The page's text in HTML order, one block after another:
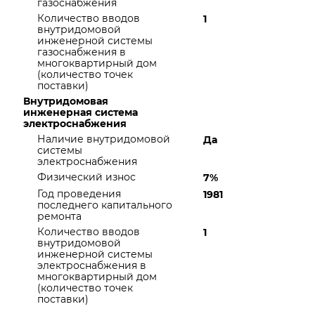
газоснабжения
Количество вводов
внутридомовой
инженерной системы
газоснабжения в
многоквартирный дом
(количество точек
поставки)
1
Внутридомовая
инженерная система
электроснабжения
Наличие внутридомовой
системы
электроснабжения
Да
Физический износ
7%
Год проведения
последнего капитального
ремонта
1981
Количество вводов
внутридомовой
инженерной системы
электроснабжения в
многоквартирный дом
(количество точек
поставки)
1